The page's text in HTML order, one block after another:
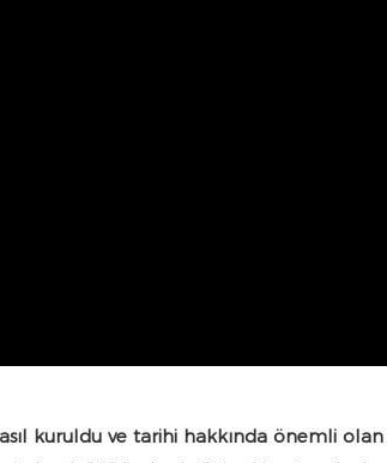
kuruldu ve tarihi hakkında önemli